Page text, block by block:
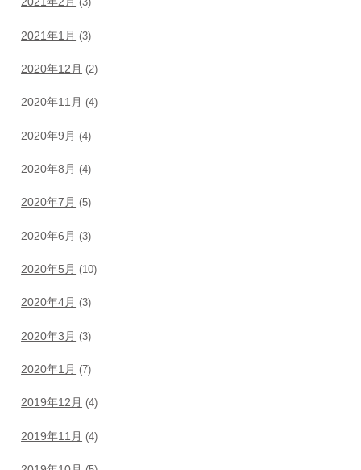
(3)
2021年1月 (3)
2020年12月 (2)
2020年11月 (4)
2020年9月 (4)
2020年8月 (4)
2020年7月 (5)
2020年6月 (3)
2020年5月 (10)
2020年4月 (3)
2020年3月 (3)
2020年1月 (7)
2019年12月 (4)
2019年11月 (4)